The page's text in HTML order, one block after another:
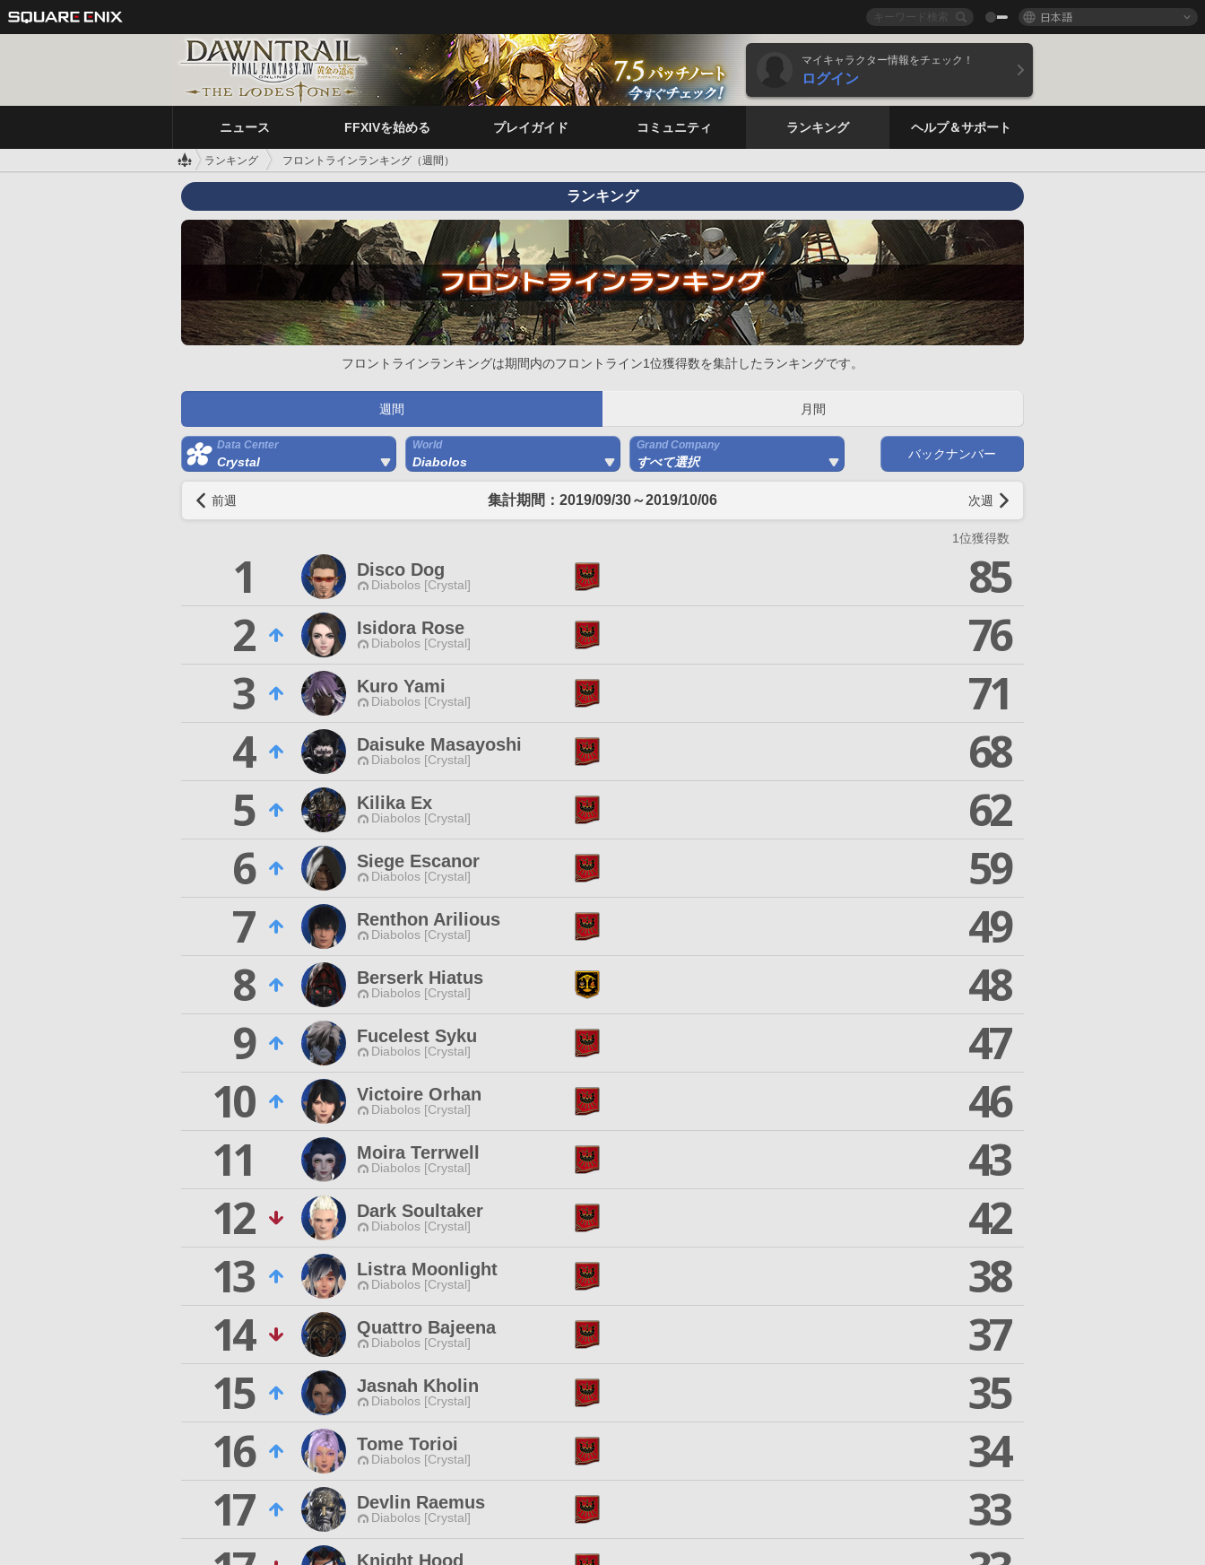
日本語
マイキャラクター情報をチェック！
ログイン
ニュース FFXIVを始める プレイガイド コミュニティ ランキング ヘルプ＆サポート
ランキング フロントラインランキング（週間）
ランキング
フロントラインランキングは期間内のフロントライン1位獲得数を集計したランキングです。
週間 月間
Data Center
Crystal
World
Diabolos
Grand Company
すべて選択
バックナンバー
前週 集計期間：2019/09/30～2019/10/06 次週
1位獲得数
1 Disco Dog
Diabolos [Crystal]
85
2
Isidora Rose
Diabolos [Crystal]
76
3
Kuro Yami
Diabolos [Crystal]
71
4
Daisuke Masayoshi
Diabolos [Crystal]
68
5
Kilika Ex
Diabolos [Crystal]
62
6
Siege Escanor
Diabolos [Crystal]
59
7
Renthon Arilious
Diabolos [Crystal]
49
8
Berserk Hiatus
Diabolos [Crystal]
48
9
Fucelest Syku
Diabolos [Crystal]
47
10
Victoire Orhan
Diabolos [Crystal]
46
11
Moira Terrwell
Diabolos [Crystal]
43
12
Dark Soultaker
Diabolos [Crystal]
42
13
Listra Moonlight
Diabolos [Crystal]
38
14
Quattro Bajeena
Diabolos [Crystal]
37
15
Jasnah Kholin
Diabolos [Crystal]
35
16
Tome Torioi
Diabolos [Crystal]
34
17
Devlin Raemus
Diabolos [Crystal]
33
Knight Hood